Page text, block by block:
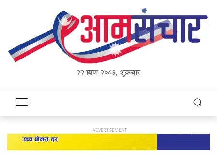
२२ श्रावण २०८३, शुक्रबार